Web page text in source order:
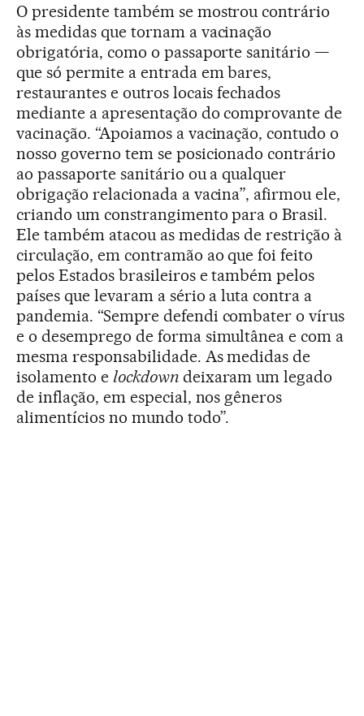
O presidente também se mostrou contrário
às medidas que tornam a vacinação
obrigatória, como o passaporte sanitário —
que só permite a entrada em bares,
restaurantes e outros locais fechados
mediante a apresentação do comprovante de
vacinação. “Apoiamos a vacinação, contudo o
nosso governo tem se posicionado contrário
ao passaporte sanitário ou a qualquer
obrigação relacionada a vacina”, afirmou ele,
criando um constrangimento para o Brasil.
Ele também atacou as medidas de restrição à
circulação, em contramão ao que foi feito
pelos Estados brasileiros e também pelos
países que levaram a sério a luta contra a
pandemia. “Sempre defendi combater o vírus
e o desemprego de forma simultânea e com a
mesma responsabilidade. As medidas de
isolamento e lockdowndeixaram um legado
de inflação, em especial, nos gêneros
alimentícios no mundo todo”.